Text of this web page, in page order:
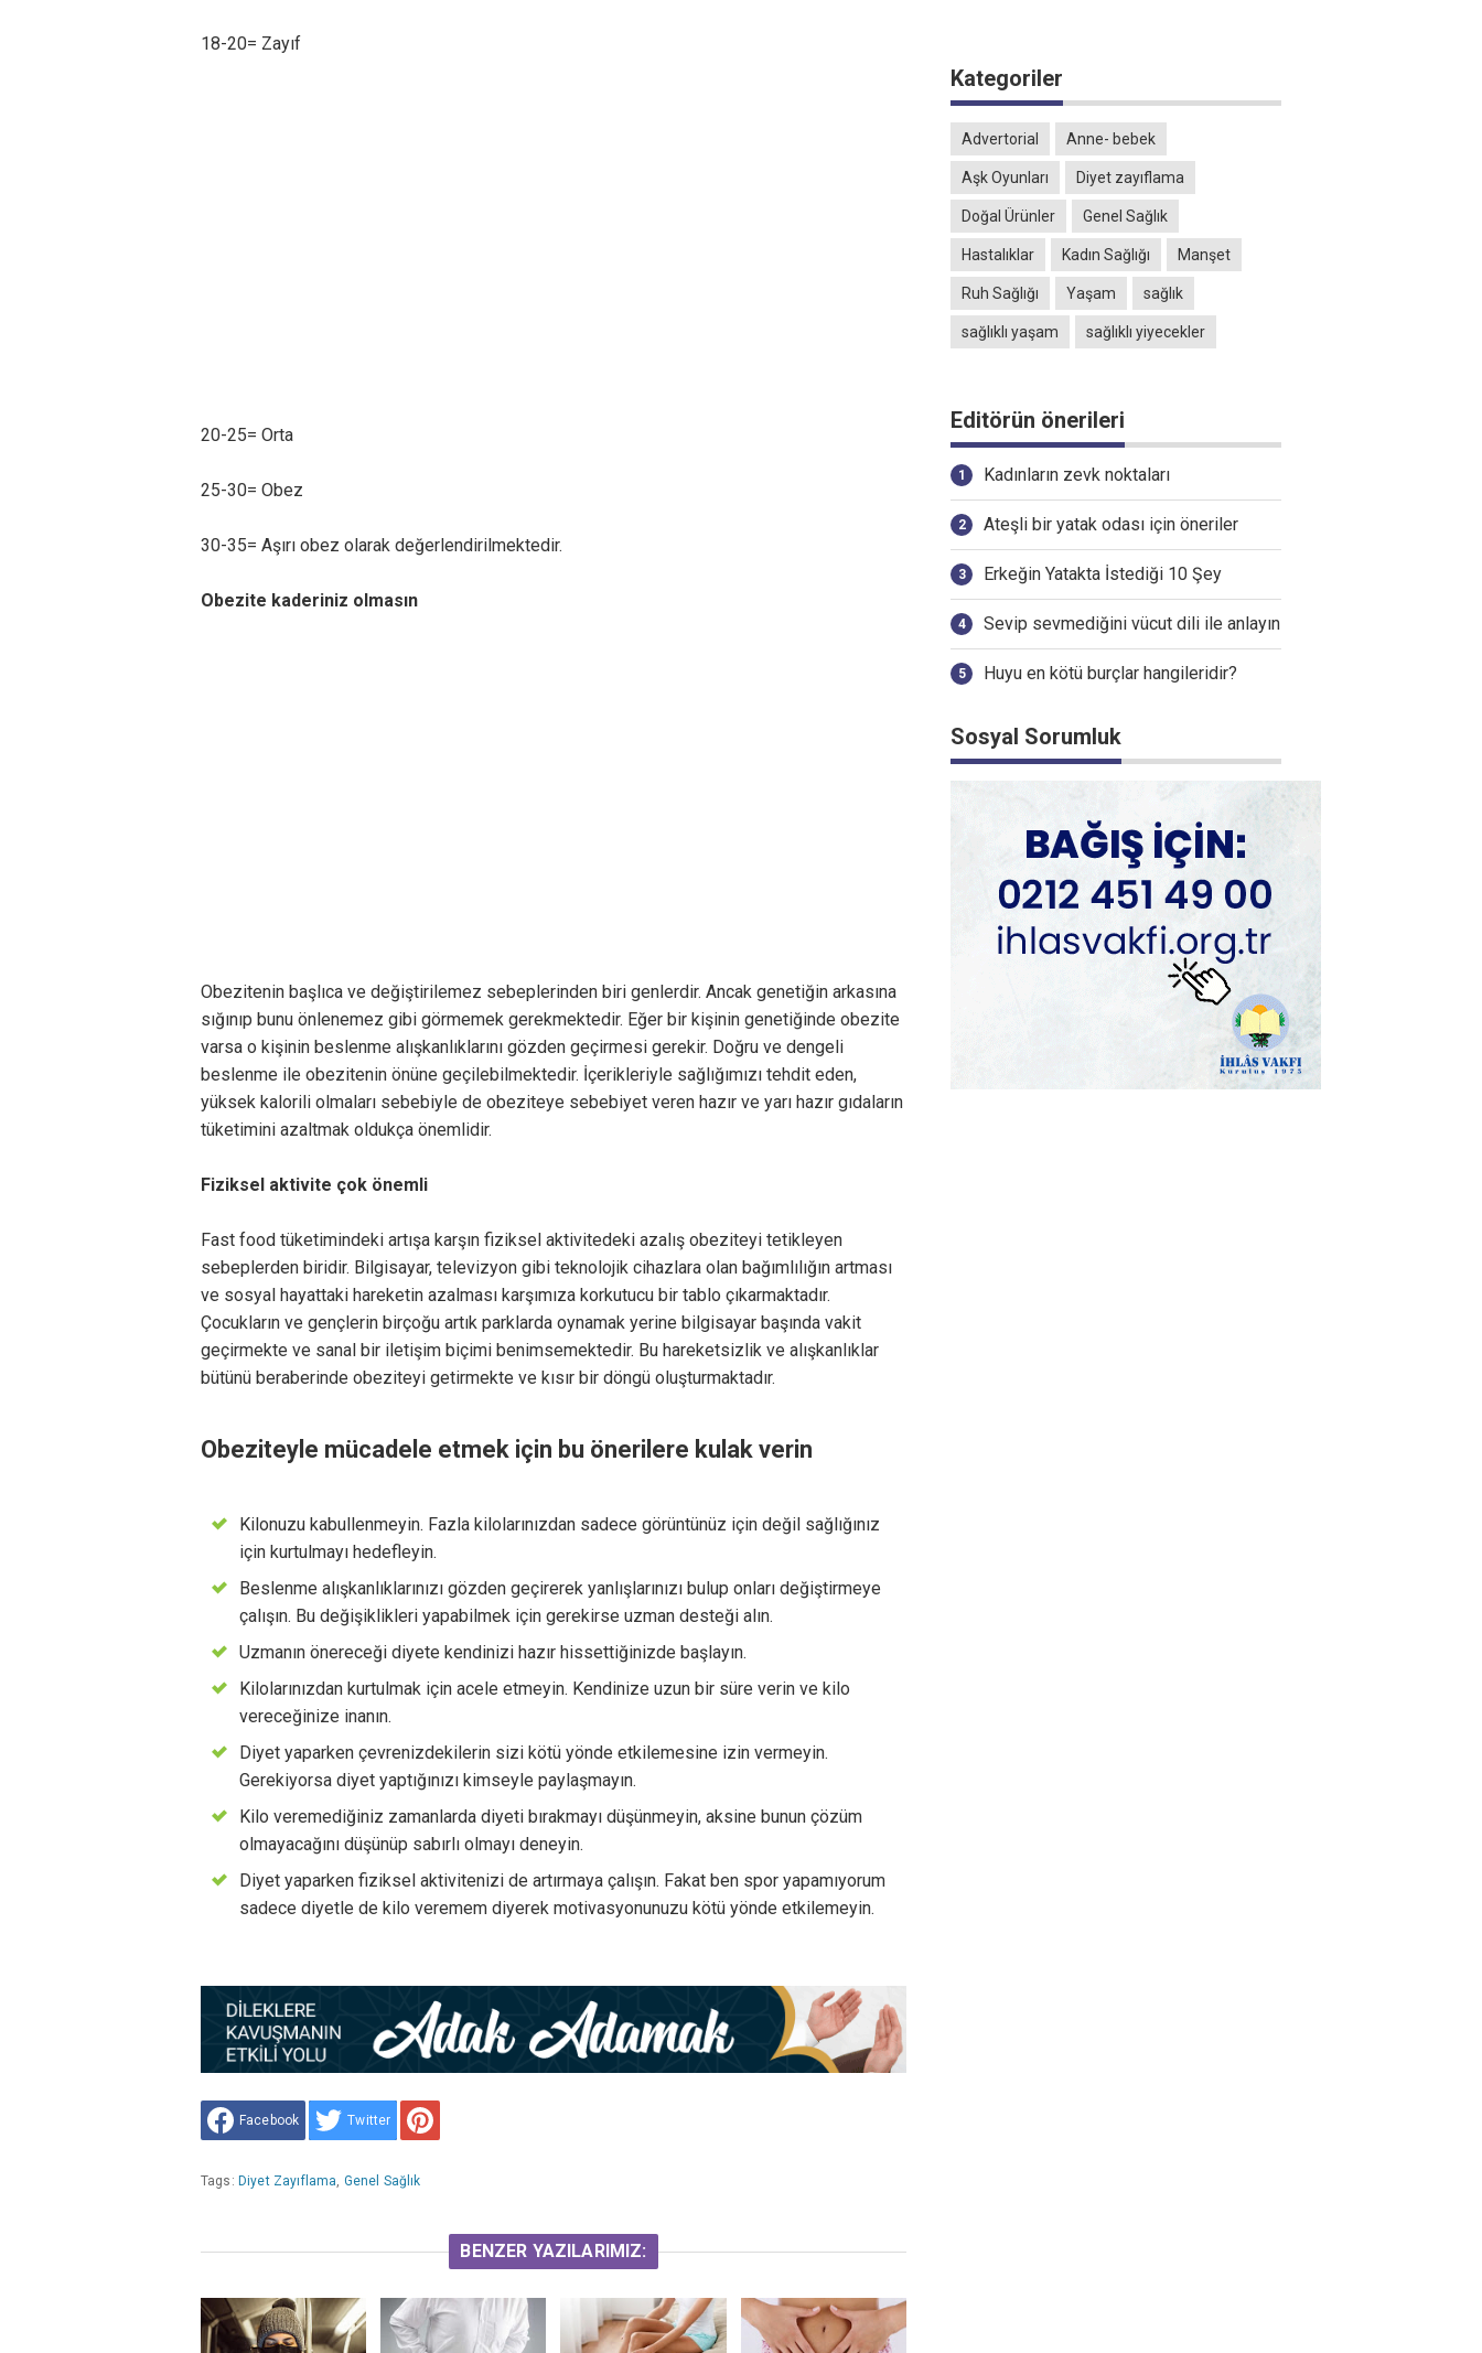
18-20= Zayıf
20-25= Orta
25-30= Obez
30-35= Aşırı obez olarak değerlendirilmektedir.
Obezite kaderiniz olmasın
Obezitenin başlıca ve değiştirilemez sebeplerinden biri genlerdir. Ancak genetiğin arkasına
sığınıp bunu önlenemez gibi görmemek gerekmektedir. Eğer bir kişinin genetiğinde obezite
varsa o kişinin beslenme alışkanlıklarını gözden geçirmesi gerekir. Doğru ve dengeli
beslenme ile obezitenin önüne geçilebilmektedir. İçerikleriyle sağlığımızı tehdit eden,
yüksek kalorili olmaları sebebiyle de obeziteye sebebiyet veren hazır ve yarı hazır gıdaların
tüketimini azaltmak oldukça önemlidir.
Fiziksel aktivite çok önemli
Fast food tüketimindeki artışa karşın fiziksel aktivitedeki azalış obeziteyi tetikleyen
sebeplerden biridir. Bilgisayar, televizyon gibi teknolojik cihazlara olan bağımlılığın artması
ve sosyal hayattaki hareketin azalması karşımıza korkutucu bir tablo çıkarmaktadır.
Çocukların ve gençlerin birçoğu artık parklarda oynamak yerine bilgisayar başında vakit
geçirmekte ve sanal bir iletişim biçimi benimsemektedir. Bu hareketsizlik ve alışkanlıklar
bütünü beraberinde obeziteyi getirmekte ve kısır bir döngü oluşturmaktadır.
Obeziteyle mücadele etmek için bu önerilere kulak verin
Kilonuzu kabullenmeyin. Fazla kilolarınızdan sadece görüntünüz için değil sağlığınız
için kurtulmayı hedefleyin.
Beslenme alışkanlıklarınızı gözden geçirerek yanlışlarınızı bulup onları değiştirmeye
çalışın. Bu değişiklikleri yapabilmek için gerekirse uzman desteği alın.
Uzmanın önereceği diyete kendinizi hazır hissettiğinizde başlayın.
Kilolarınızdan kurtulmak için acele etmeyin. Kendinize uzun bir süre verin ve kilo
vereceğinize inanın.
Diyet yaparken çevrenizdekilerin sizi kötü yönde etkilemesine izin vermeyin.
Gerekiyorsa diyet yaptığınızı kimseyle paylaşmayın.
Kilo veremediğiniz zamanlarda diyeti bırakmayı düşünmeyin, aksine bunun çözüm
olmayacağını düşünüp sabırlı olmayı deneyin.
Diyet yaparken fiziksel aktivitenizi de artırmaya çalışın. Fakat ben spor yapamıyorum
sadece diyetle de kilo veremem diyerek motivasyonunuzu kötü yönde etkilemeyin.
Facebook Twitter
Tags: Diyet Zayıflama, Genel Sağlık
BENZER YAZILARIMIZ:
Kategoriler
Advertorial Anne- bebek
Aşk Oyunları Diyet zayıflama
Doğal Ürünler Genel Sağlık
Hastalıklar Kadın Sağlığı Manşet
Ruh Sağlığı Yaşam sağlık
sağlıklı yaşam sağlıklı yiyecekler
Editörün önerileri
Kadınların zevk noktaları
Ateşli bir yatak odası için öneriler
Erkeğin Yatakta İstediği 10 Şey
Sevip sevmediğini vücut dili ile anlayın
Huyu en kötü burçlar hangileridir?
Sosyal Sorumluk